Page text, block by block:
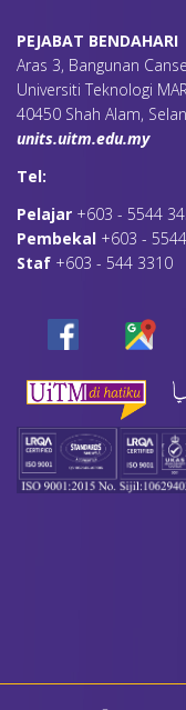
PEJABAT BENDAHARI
Aras 3, Bangunan
Universiti Teknologi
40450 Shah Alam,
units.uitm.edu.my
Tel:
Pelajar +603 - 5544
Pembekal +603 -
Staf +603 - 544 3310